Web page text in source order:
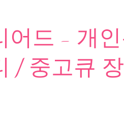
어드 - 개
/ 중고큐